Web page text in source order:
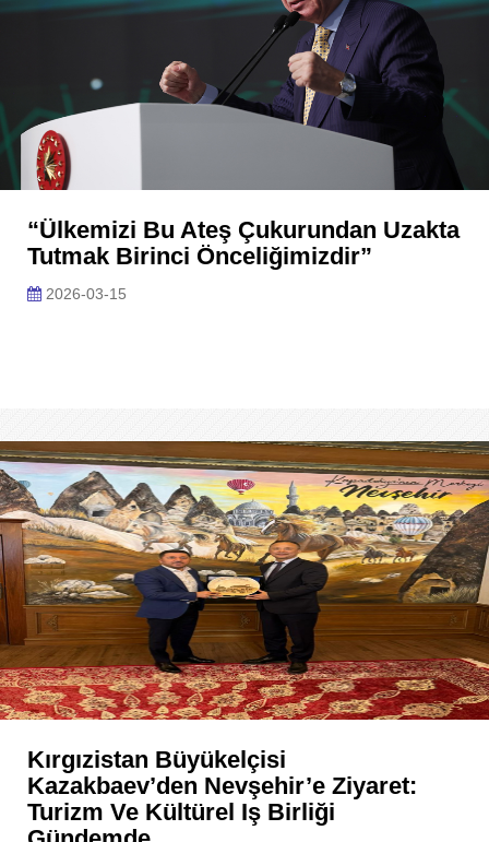
“Ülkemizi Bu Ateş Çukurundan Uzakta
Tutmak Birinci Önceliğimizdir”
2026-03-15
Kırgızistan Büyükelçisi
Kazakbaev’den Nevşehir’e Ziyaret:
Turizm Ve Kültürel Iş Birliği